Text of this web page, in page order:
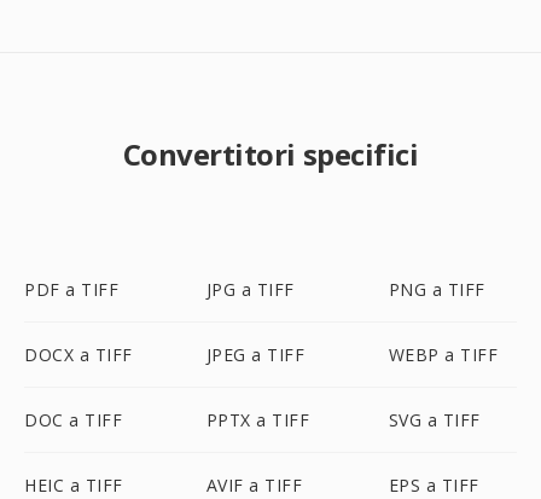
Convertitori specifici
PDF a TIFF JPG a TIFF PNG a TIFF
DOCX a TIFF JPEG a TIFF WEBP a TIFF
DOC a TIFF PPTX a TIFF SVG a TIFF
HEIC a TIFF AVIF a TIFF EPS a TIFF